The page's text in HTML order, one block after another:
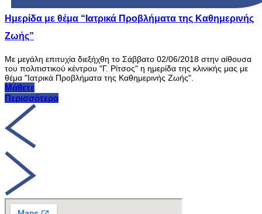
Ημερίδα με θέμα “Ιατρικά Προβλήματα της Καθημερινής
Ζωής”
Με μεγάλη επιτυχία διεξήχθη το Σάββατο 02/06/2018 στην αίθουσα
του πολιτιστικού κέντρου "Γ. Ρίτσος" η ημερίδα της κλινικής μας με
θέμα "Ιατρικά Προβλήματα της Καθημερινής Ζωής".
Μάθετε
Περισσότερα